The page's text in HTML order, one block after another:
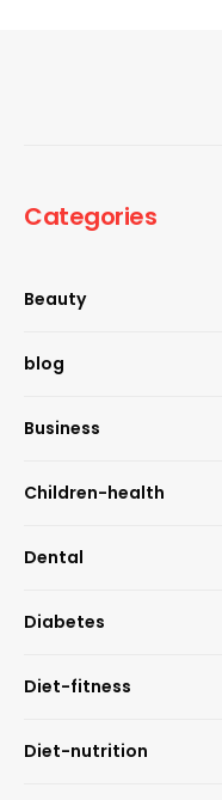
Categories
Beauty
blog
Business
Children-health
Dental
Diabetes
Diet-fitness
Diet-nutrition